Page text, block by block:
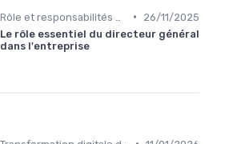
•
26/11/2025
Le rôle essentiel du directeur général
dans l'entreprise